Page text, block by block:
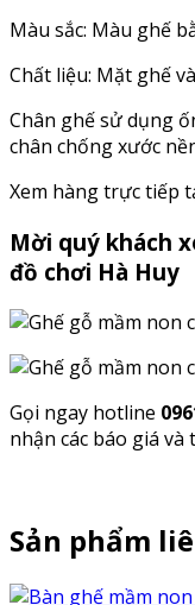
Màu sắc: Màu ghế
Chất liệu: Mặt ghế
Chân ghế sử dụng
chân chống xước
Xem hàng trực tiếp
Mời quý khách
đồ chơi Hà Huy
Gọi ngay hotline
nhận các báo giá
Sản phẩm